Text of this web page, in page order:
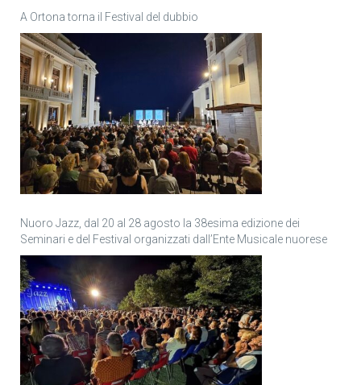
A Ortona torna il Festival del dubbio
Nuoro Jazz, dal 20 al 28 agosto la 38esima edizione dei
Seminari e del Festival organizzati dall’Ente Musicale nuorese